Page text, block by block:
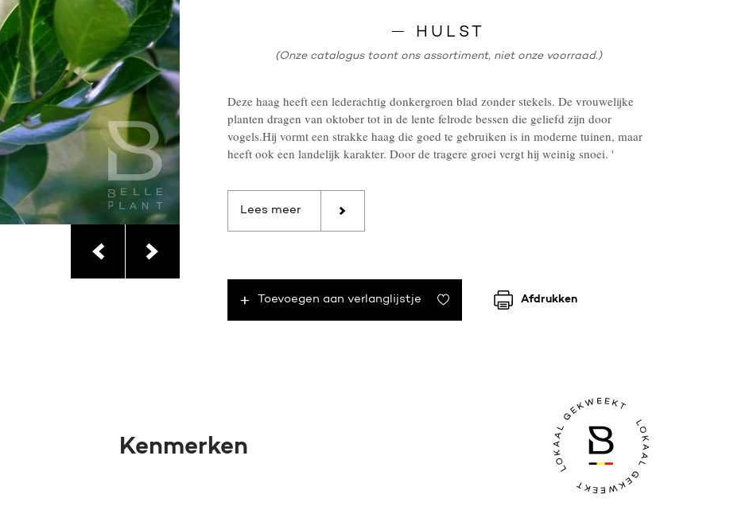
HULST
(Onze catalogus toont ons assortiment, niet onze voorraad.)
Deze haag heeft een lederachtig donkergroen blad zonder stekels. De vrouwelijke
planten dragen van oktober tot in de lente felrode bessen die geliefd zijn door
vogels.Hij vormt een strakke haag die goed te gebruiken is in moderne tuinen, maar
heeft ook een landelijk karakter. Door de tragere groei vergt hij weinig snoei. '
Lees meer
Toevoegen aan verlanglijstje Afdrukken
Kenmerken